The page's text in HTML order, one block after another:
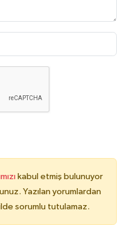
kabul etmiş bulunuyor
Yazılan yorumlardan
sorumlu tutulamaz.